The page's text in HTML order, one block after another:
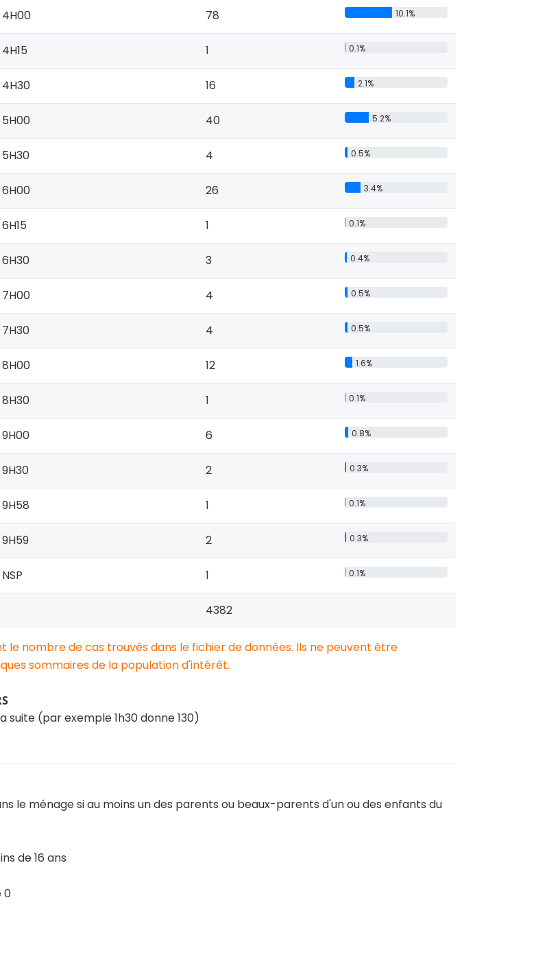
4H00 78 10.1%
4H15 1 0.1%
4H30 16 2.1%
5H00 40 5.2%
5H30 4 0.5%
6H00 26 3.4%
6H15 1 0.1%
6H30 3 0.4%
7H00 4 0.5%
7H30 4 0.5%
8H00 12 1.6%
8H30 1 0.1%
9H00 6 0.8%
9H30 2 0.3%
9H58 1 0.1%
9H59 2 0.3%
NSP 1 0.1%
4382
le nombre de cas trouvés dans le fichier de données. Ils ne peuvent être
sommaires de la population d'intérêt.
suite (par exemple 1h30 donne 130)
le ménage si au moins un des parents ou beaux-parents d'un ou des enfants du
de 16 ans
0